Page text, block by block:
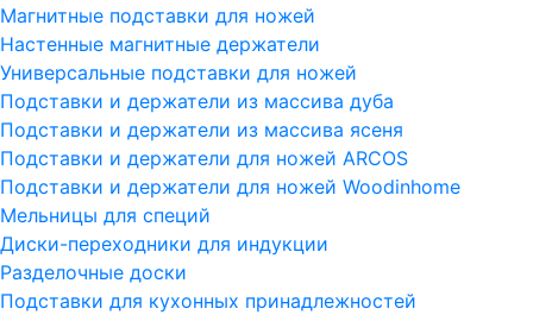
Магнитные подставки для ножей
Настенные магнитные держатели
Универсальные подставки для ножей
Подставки и держатели из массива дуба
Подставки и держатели из массива ясеня
Подставки и держатели для ножей ARCOS
Подставки и держатели для ножей Woodinhome
Мельницы для специй
Диски-переходники для индукции
Разделочные доски
Подставки для кухонных принадлежностей